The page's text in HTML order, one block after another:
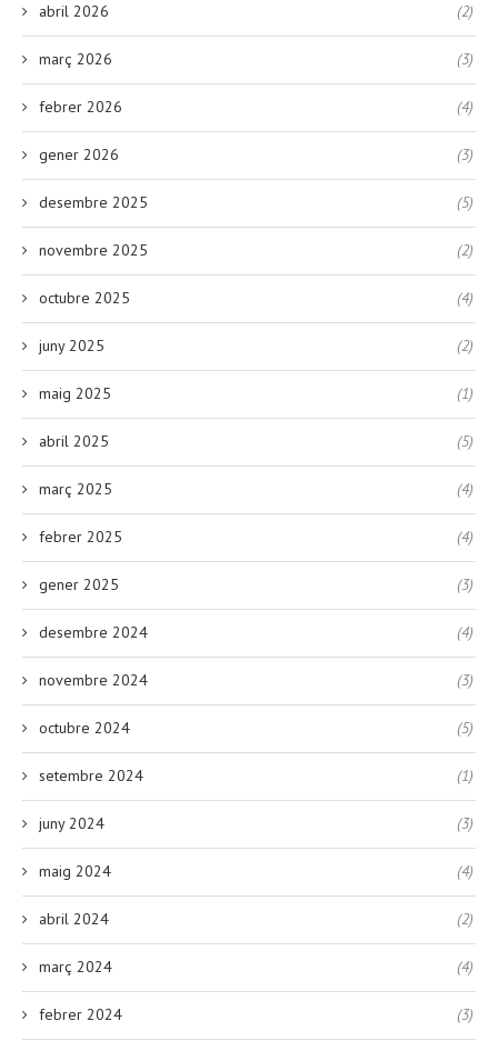
abril 2026 (2)
març 2026 (3)
febrer 2026 (4)
gener 2026 (3)
desembre 2025 (5)
novembre 2025 (2)
octubre 2025 (4)
juny 2025 (2)
maig 2025 (1)
abril 2025 (5)
març 2025 (4)
febrer 2025 (4)
gener 2025 (3)
desembre 2024 (4)
novembre 2024 (3)
octubre 2024 (5)
setembre 2024 (1)
juny 2024 (3)
maig 2024 (4)
abril 2024 (2)
març 2024 (4)
febrer 2024 (3)